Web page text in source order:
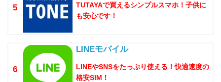
5
TUTAYAで買えるシンプルスマホ！子供に
も安心です！
6
LINEモバイル
LINEやSNSをたっぷり使える！快適速度の
格安SIM！